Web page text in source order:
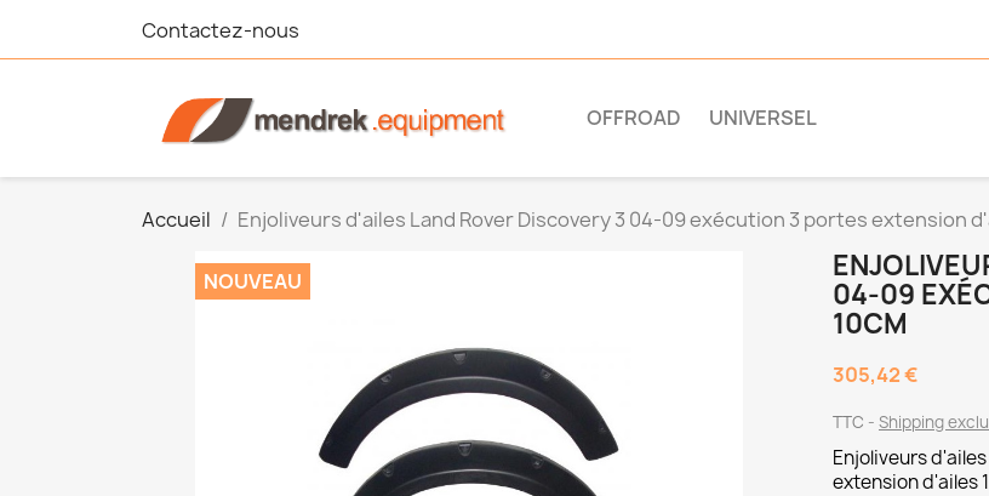
Contactez-nous
OFFROAD UNIVERSEL
Accueil Enjoliveurs d'ailes Land Rover Discovery 3 04-09 exécution 3 portes extension
NOUVEAU
04-09
10CM
305,42 €
TTC Shipping
Enjoliveurs
extension d'ailes